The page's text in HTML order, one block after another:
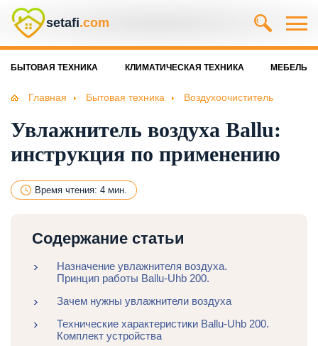
setafi.com
БЫТОВАЯ ТЕХНИКА КЛИМАТИЧЕСКАЯ ТЕХНИКА МЕБЕЛЬ
Главная Бытовая техника Воздухоочиститель
Увлажнитель воздуха Ballu:
инструкция по применению
Время чтения: 4 мин.
Содержание статьи
Назначение увлажнителя воздуха.
Принцип работы Ballu-Uhb 200.
Зачем нужны увлажнители воздуха
Технические характеристики Ballu-Uhb 200.
Комплект устройства